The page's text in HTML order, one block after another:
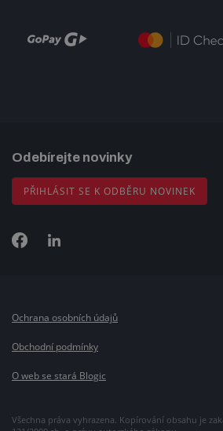
Odebírejte novinky
PŘIHLÁSIT SE K ODBĚRU NOVINEK
Všechna práva vyhrazena. Kopírování obsahu je
Ochrana osobních údajů
Obchodní podmínky
O web se stará Blogic